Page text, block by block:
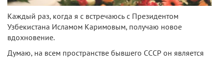
Каждый раз, когда я с встречаюсь с Президентом
Узбекистана Исламом Каримовым, получаю новое
вдохновение.
Думаю, на всем пространстве бывшего СССР он является